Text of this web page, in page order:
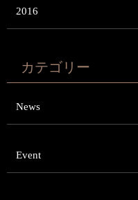
2016
カテゴリー
News
Event